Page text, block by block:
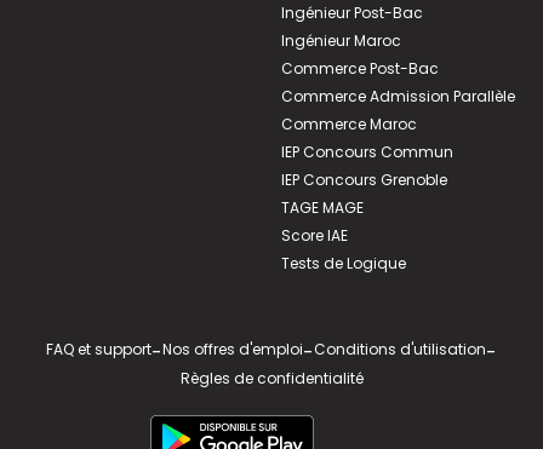
Ingénieur Post-Bac
Ingénieur Maroc
Commerce Post-Bac
Commerce Admission Parallèle
Commerce Maroc
IEP Concours Commun
IEP Concours Grenoble
TAGE MAGE
Score IAE
Tests de Logique
FAQ et support-Nos offres d'emploi-Conditions d'utilisation-
Règles de confidentialité